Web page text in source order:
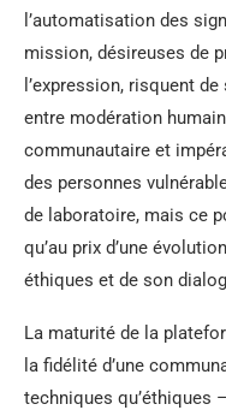
l’automatisation des
mission, désireuses de
l’expression, risquent
entre modération
communautaire et
des personnes
de laboratoire, mais ce
qu’au prix d’une
éthiques et de son
La maturité de la
la fidélité d’une
techniques qu’éthiques